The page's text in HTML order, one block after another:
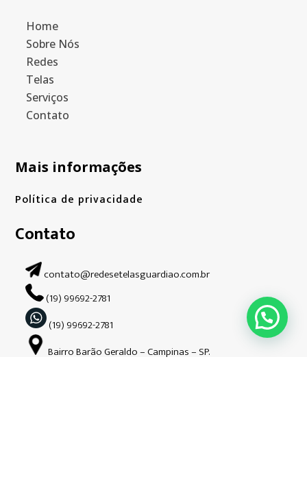
Home
Sobre Nós
Redes
Telas
Serviços
Contato
Mais informações
Política de privacidade
Contato
contato@redesetelasguardiao.com.br
(19) 99692-2781
(19) 99692-2781
Bairro Barão Geraldo – Campinas – SP.